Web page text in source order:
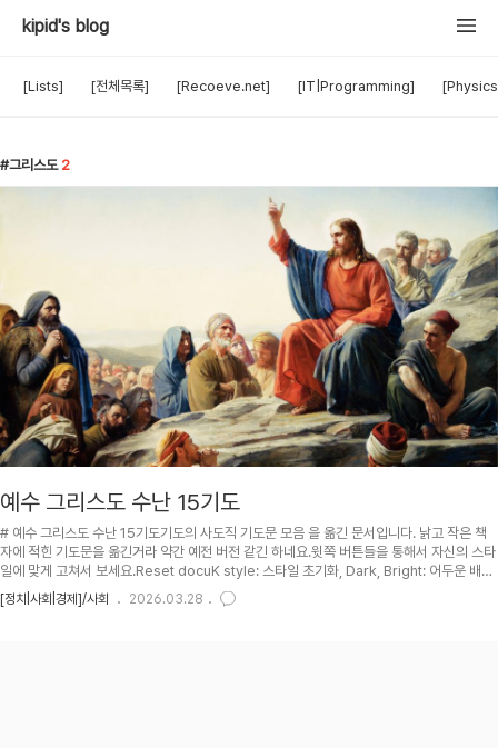
kipid's blog
[Lists] [전체목록] [Recoeve.net] [IT|Programming]
그리스도 2
예수 그리스도 수난 15기도
# 예수 그리스도 수난 15기도기도의 사도직 기도문 모음 을 옮긴 문서입니다. 낡고 작은 책
자에 적힌 기도문을 옮긴거라 약간 예전 버전 같긴 하네요.윗쪽 버튼들을 통해서 자신의 스타
일에 맞게 고쳐서 보세요.Reset docuK style: 스타일 초기화, Dark, Bright: 어두운 배경,
밝은 배경, 맑은 고딕: 글씨체, a, A: 글씨 크기, =, ==: 줄간격.Table of Contents: 목차.목
차에서 소제목을 누르면 해당 기도문으로 갑니다. 소제목 옆의 T 를 누르면 목차로 이동합니
[정치|사회|경제]/사회 2026.03.28